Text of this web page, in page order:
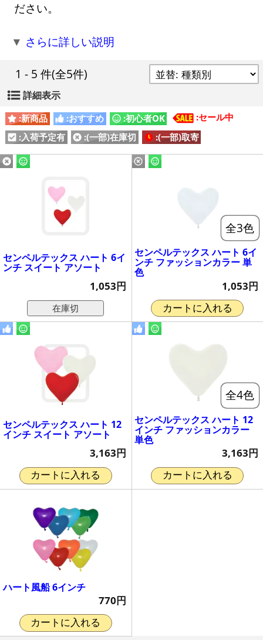
ださい。
▼ さらに詳しい説明
1 - 5 件(全5件)
詳細表示
:新商品 :おすすめ :初心者OK
:セール中
:入荷予定有
:(一部)在庫切 :(一部)取寄
センペルテックス ハート 6イ
ンチ スイート アソート
1,053円
在庫切
全3色
センペルテックス ハート 6イ
ンチ ファッションカラー 単
色
1,053円
カートに入れる
センペルテックス ハート 12
インチ スイート アソート
3,163円
カートに入れる
全4色
センペルテックス ハート 12
インチ ファッションカラー
単色
3,163円
カートに入れる
ハート風船 6インチ
770円
カートに入れる